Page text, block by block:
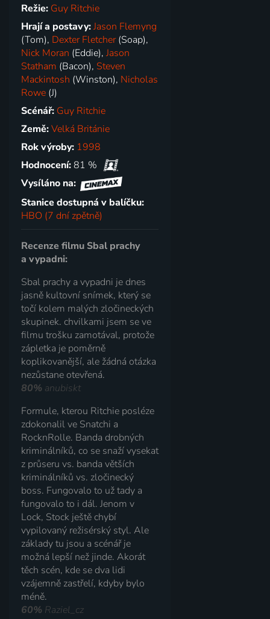
Režie: Guy Ritchie
Hrají a postavy:Jason Flemyng
(Tom), Dexter Fletcher(Soap),
Nick Moran (Eddie),Jason
Statham (Bacon), Steven
Mackintosh (Winston), Nicholas
Rowe (J)
Scénář: Guy Ritchie
Země:Velká Británie
Rok výroby: 1998
Hodnocení: 81 %
Vysíláno na:
Stanice dostupná v balíčku:
HBO (7 dní zpětně)
Recenze filmu Sbal prachy
a vypadni:
Sbal prachy a vypadni je dnes
jasně kultovní snímek, který se
točí kolem malých zločineckých
skupinek. chvilkami jsem se ve
filmu trošku zamotával, protože
zápletka je poměrně
koplikovanější, ale žádná otázka
nezůstane otevřená.
80% anubiskt
Formule, kterou Ritchie posléze
zdokonalil ve Snatchi a
RocknRolle. Banda drobných
kriminálníků, co se snaží vysekat
z průseru vs. banda větších
kriminálníků vs. zločinecký
boss. Fungovalo to už tady a
fungovalo to i dál. Jenom v
Lock, Stock ještě chybí
vypilovaný režisérský styl. Ale
základy tu jsou a scénář je
možná lepší než jinde. Akorát
těch scén, kde se dva lidi
vzájemně zastřelí, kdyby bylo
méně.
60% Raziel_cz